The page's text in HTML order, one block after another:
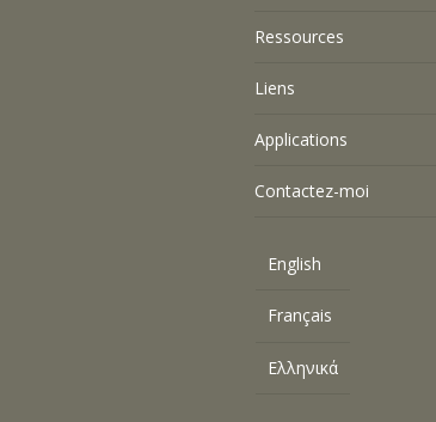
Ressources
Liens
Applications
Contactez-moi
English
Français
Ελληνικά